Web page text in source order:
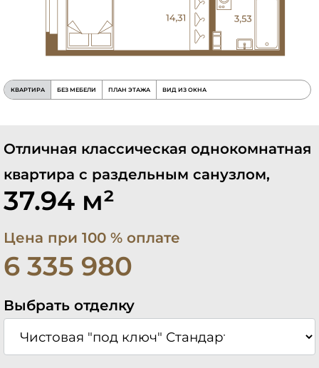
Отличная классическая однокомнатная
квартира с раздельным санузлом,
37.94 м²
Цена при 100 % оплате
6 335 980
Выбрать отделку
КВАРТИРА БЕЗ МЕБЕЛИ ПЛАН ЭТАЖА ВИД ИЗ ОКНА